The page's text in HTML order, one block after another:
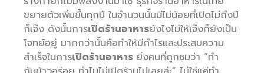
ขยายตัวเพิ่มขึ้นทุกปี ในจำนวนนั้นมีไม่น้อยที่เปิดไม่ถึงปี
ก็เจ๊ง ดังนั้นการเปิดร้านอาหารยังไงไม่ให้เจ๊งก็ยังเป็น
โจทย์อยู่ มากกว่านั้นคือทำให้มีกำไรและประสบความ
สำเร็จในการเปิดร้านอาหาร ยิ่งคนที่ถูกชมว่า “ทำ